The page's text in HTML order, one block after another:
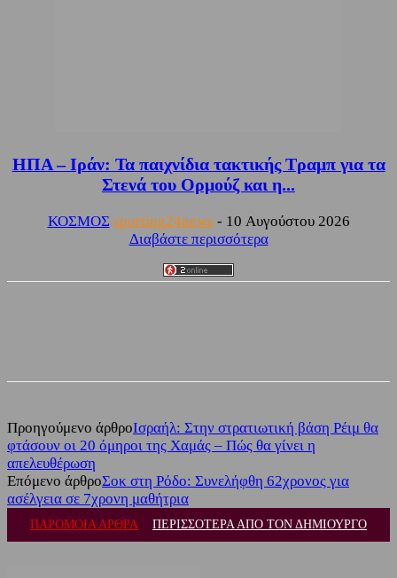
ΗΠΑ – Ιράν: Τα παιχνίδια τακτικής Τραμπ για τα
Στενά του Ορμούζ και η...
ΚΟΣΜΟΣ sporting24news - 10 Αυγούστου 2026
Διαβάστε περισσότερα
Προηγούμενο άρθροΙσραήλ: Στην στρατιωτική βάση Ρέιμ θα
φτάσουν οι 20 όμηροι της Χαμάς – Πώς θα γίνει η
απελευθέρωση
Επόμενο άρθροΣοκ στη Ρόδο: Συνελήφθη 62χρονος για
ασέλγεια σε 7χρονη μαθήτρια
ΠΑΡΟΜΟΙΑ ΑΡΘΡΑ ΠΕΡΙΣΣΟΤΕΡΑ ΑΠΟ ΤΟΝ ΔΗΜΙΟΥΡΓΟ